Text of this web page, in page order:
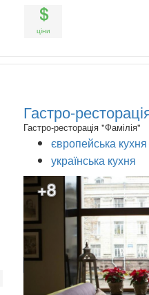
ціни
Гастро-
Гастро-ресторація "Фамілія"
європейська кухня
українська кухня
+8